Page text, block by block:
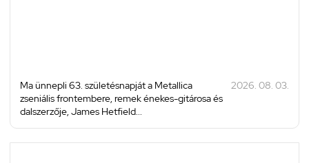
Ma ünnepli 63. születésnapját a Metallica
zseniális frontembere, remek énekes-gitárosa és
dalszerzője, James Hetfield...
2026. 08. 03.